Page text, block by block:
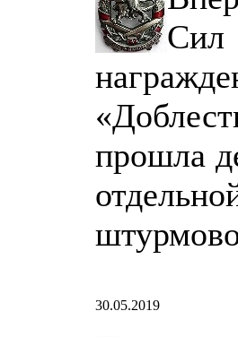
Сил
прошла
30.05.2019